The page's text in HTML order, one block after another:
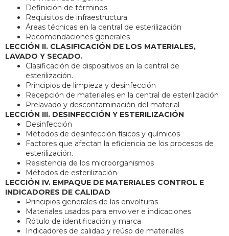
Definición de términos
Requisitos de infraestructura
Áreas técnicas en la central de esterilización
Recomendaciones generales
LECCIÓN II. CLASIFICACIÓN DE LOS MATERIALES,
LAVADO Y SECADO.
Clasificación de dispositivos en la central de
esterilización.
Principios de limpieza y desinfección
Recepción de materiales en la central de esterilización
Prelavado y descontaminación del material
LECCIÓN III. DESINFECCIÓN Y ESTERILIZACIÓN
Desinfección
Métodos de desinfección físicos y químicos
Factores que afectan la eficiencia de los procesos de
esterilización.
Resistencia de los microorganismos
Métodos de esterilización
LECCIÓN IV. EMPAQUE DE MATERIALES CONTROL E
INDICADORES DE CALIDAD
Principios generales de las envolturas
Materiales usados para envolver e indicaciones
Rótulo de identificación y marca
Indicadores de calidad y reúso de materiales